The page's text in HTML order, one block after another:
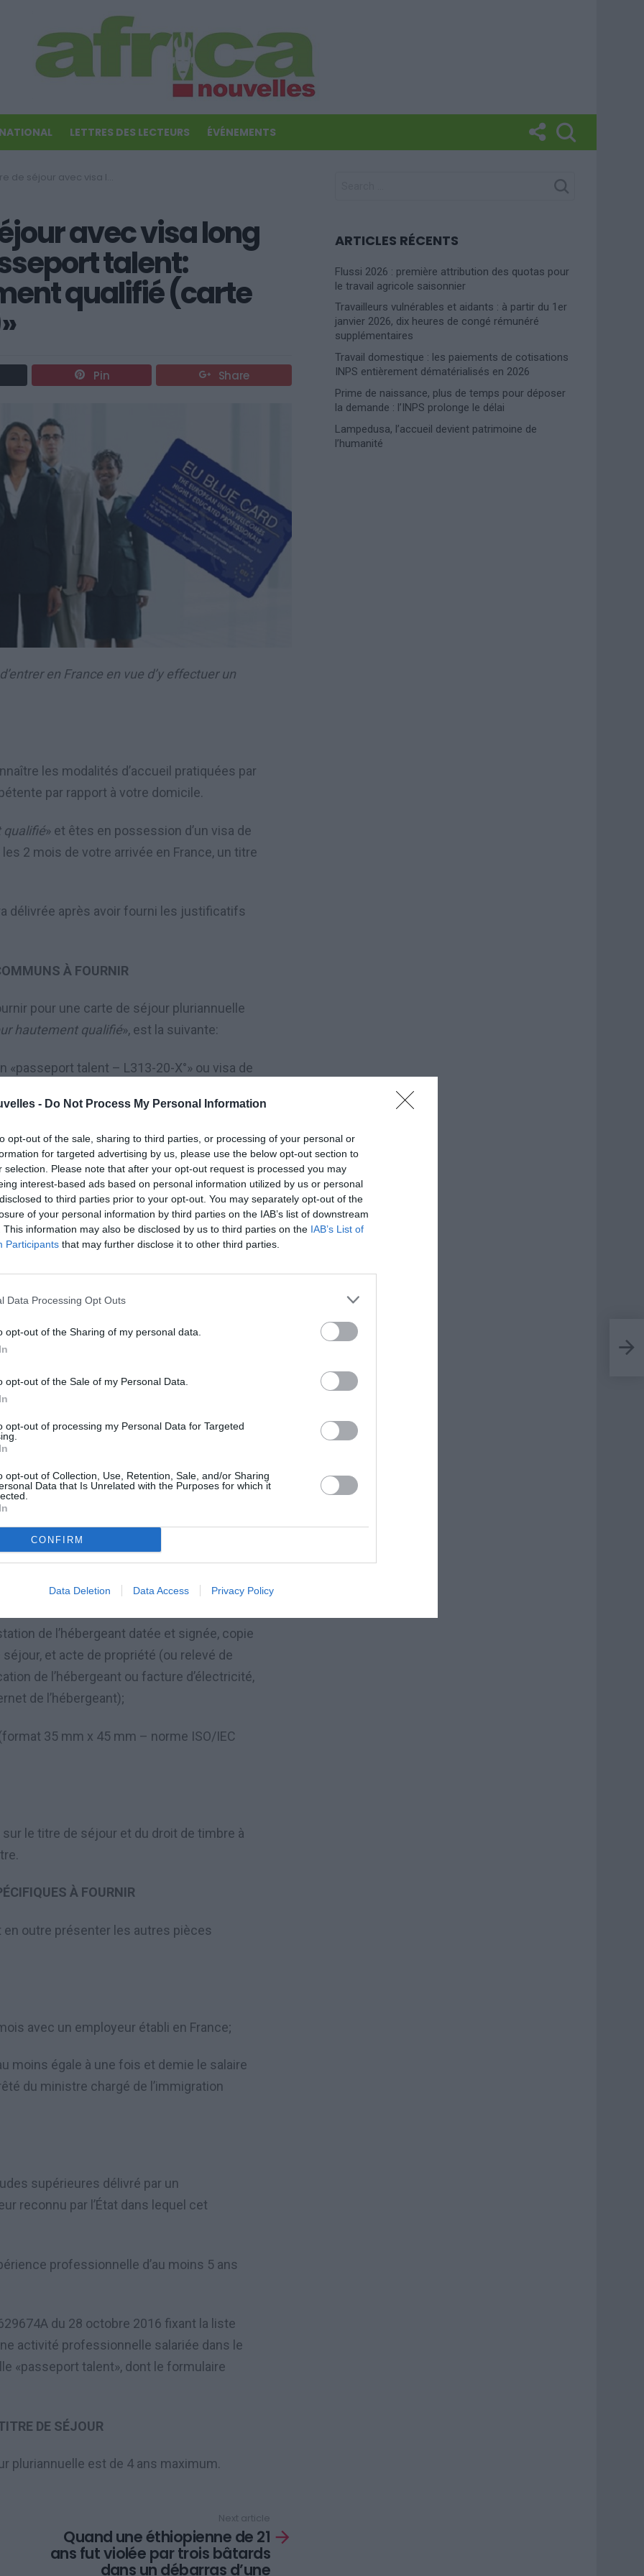
- Do Not Process My Personal Information
opt-out of the sale, sharing to third parties, or processing of your personal or
for targeted advertising by us, please use the below opt-out section to
selection. Please note that after your opt-out request is processed you may
interest-based ads based on personal information utilized by us or personal
to third parties prior to your opt-out. You may separately opt-out of the
of your personal information by third parties on the IAB’s list of downstream
This information may also be disclosed by us to third parties on the IAB’s List of
Participants that may further disclose it to other third parties.
Data Processing Opt Outs
opt-out of the Sharing of my personal data.
opt-out of the Sale of my Personal Data.
opt-out of processing my Personal Data for Targeted
opt-out of Collection, Use, Retention, Sale, and/or Sharing
Data that Is Unrelated with the Purposes for which it
CONFIRM
Data Deletion Data Access Privacy Policy
LETTRES DES LECTEURS ÉVÉNEMENTS
(6) – Passeport talent: «Travailleur hautement qualifié (carte bleue européenne)»
avec visa long
talent:
qualifié (carte
Pin Share
en France en vue d’y effectuer un
les modalités d’accueil pratiquées par
par rapport à votre domicile.
qualifié» et êtes en possession d’un visa de
2 mois de votre arrivée en France, un titre
délivrée après avoir fourni les justificatifs
À FOURNIR
pour une carte de séjour pluriannuelle
hautement qualifié», est la suivante:
«passeport talent – L313-20-X°» ou visa de
validité;
aux dates de validité, aux cachets d’entrée
ou une copie intégrale d’acte de
titulaire d’un titre de séjour);
) carte de séjour du conjoint (ou carte
extraits d’acte de naissance des enfants
à la situation au moment de la demande),
titre de séjour;
(
de 3 mois:
phone fixe, accès à internet);
de 3 mois ou quittance de loyer;
telier et facture du dernier mois;
de l’hébergeant datée et signée, copie
et acte de propriété (ou relevé de
de l’hébergeant ou facture d’électricité,
de l’hébergeant);
35 mm x 45 mm – norme ISO/IEC
le titre de séjour et du droit de timbre à
À FOURNIR
en outre présenter les autres pièces
avec un employeur établi en France;
moins égale à une fois et demie le salaire
êté du ministre chargé de l’immigration
supérieures délivré par un
reconnu par l’État dans lequel cet
professionnelle d’au moins 5 ans
du 28 octobre 2016 fixant la liste
activité professionnelle salariée dans le
«passeport talent», dont le formulaire
DE SÉJOUR
pluriannuelle est de 4 ans maximum.
Next article
Quand une éthiopienne de 21
ans fut violée par trois bâtards
dans un débarras d’une
ARTICLES RÉCENTS
Flussi 2026 : première attribution des quotas pour
le travail agricole saisonnier
Travailleurs vulnérables et aidants : à partir du 1er
janvier 2026, dix heures de congé rémunéré
supplémentaires
Travail domestique : les paiements de cotisations
INPS entièrement dématérialisés en 2026
Prime de naissance, plus de temps pour déposer
la demande : l’INPS prolonge le délai
Lampedusa, l’accueil devient patrimoine de
l’humanité